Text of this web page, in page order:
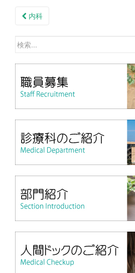
投稿ナビゲーション
内科
検索: